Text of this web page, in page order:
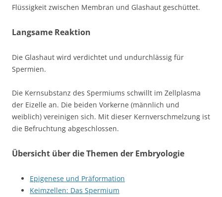
Flüssigkeit zwischen Membran und Glashaut geschüttet.
Langsame Reaktion
Die Glashaut wird verdichtet und undurchlässig für
Spermien.
Die Kernsubstanz des Spermiums schwillt im Zellplasma
der Eizelle an. Die beiden Vorkerne (männlich und
weiblich) vereinigen sich. Mit dieser Kernverschmelzung ist
die Befruchtung abgeschlossen.
Übersicht über die Themen der Embryologie
Epigenese und Präformation
Keimzellen: Das Spermium